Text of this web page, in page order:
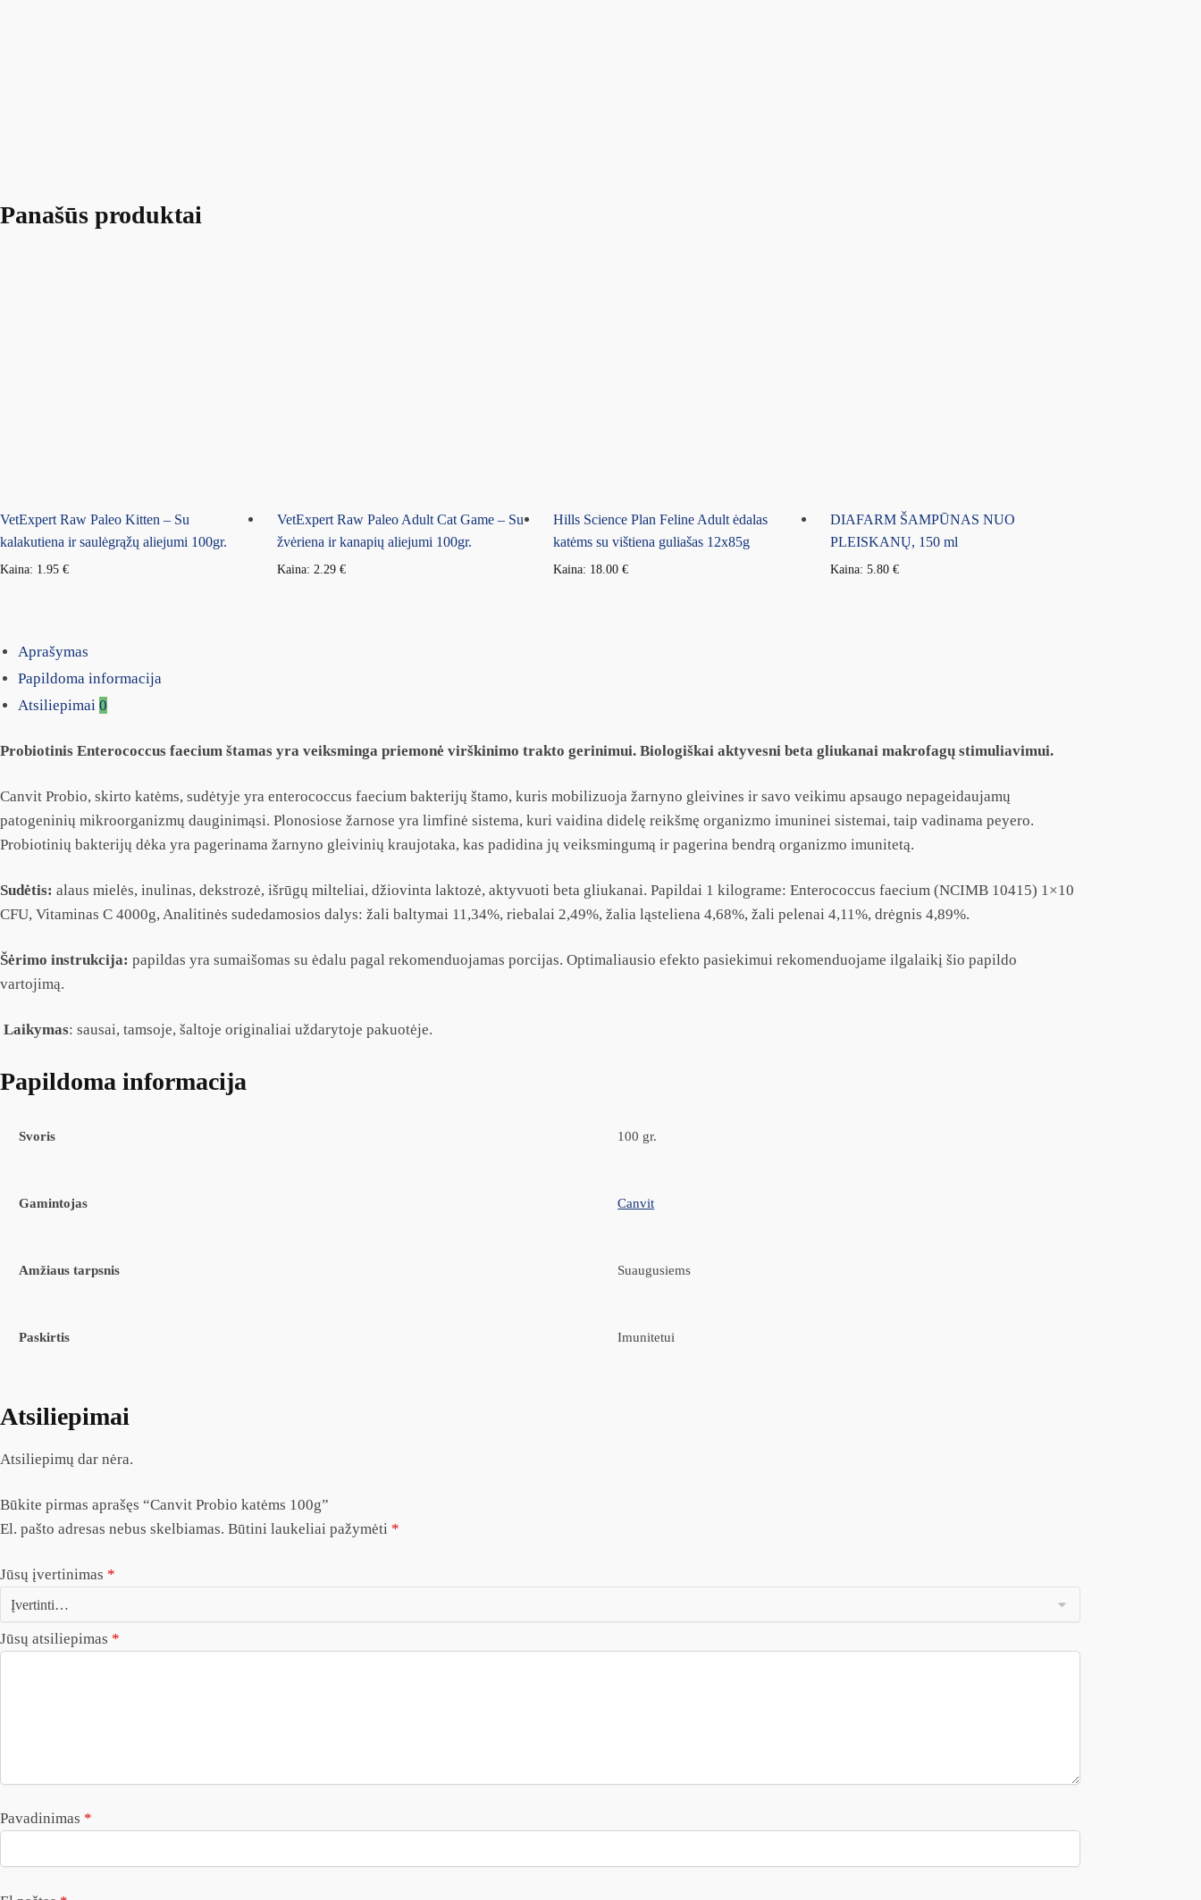
Panašūs produktai
VetExpert Raw Paleo Kitten – Su
kalakutiena ir saulėgrąžų aliejumi 100gr.
Kaina: 1.95 €
VetExpert Raw Paleo Adult Cat Game – Su
žvėriena ir kanapių aliejumi 100gr.
Kaina: 2.29 €
Hills Science Plan Feline Adult ėdalas
katėms su vištiena guliašas 12x85g
Kaina: 18.00€
DIAFARM ŠAMPŪNAS NUO
PLEISKANŲ, 150 ml
Kaina:5.80€
Aprašymas
Papildoma informacija
Atsiliepimai 0
Probiotinis Enterococcus faecium štamas yra veiksminga priemonė virškinimo trakto gerinimui. Biologiškai aktyvesni beta gliukanai makrofagų stimuliavimui.
Canvit Probio, skirto katėms, sudėtyje yra enterococcus faecium bakterijų štamo, kuris mobilizuoja žarnyno gleivines ir savo veikimu apsaugo nepageidaujamų
patogeninių mikroorganizmų dauginimąsi. Plonosiose žarnose yra limfinė sistema, kuri vaidina didelę reikšmę organizmo imuninei sistemai, taip vadinama peyero.
Probiotinių bakterijų dėka yra pagerinama žarnyno gleivinių kraujotaka, kas padidina jų veiksmingumą ir pagerina bendrą organizmo imunitetą.
Sudėtis: alaus mielės, inulinas, dekstrozė, išrūgų milteliai, džiovinta laktozė, aktyvuoti beta gliukanai. Papildai 1 kilograme: Enterococcus faecium (NCIMB 10415) 1×10
CFU, Vitaminas C 4000g, Analitinės sudedamosios dalys: žali baltymai 11,34%, riebalai 2,49%, žalia ląsteliena 4,68%, žali pelenai 4,11%, drėgnis 4,89%.
Šėrimo instrukcija: papildas yra sumaišomas su ėdalu pagal rekomenduojamas porcijas. Optimaliausio efekto pasiekimui rekomenduojame ilgalaikį šio papildo
vartojimą.
Laikymas: sausai, tamsoje, šaltoje originaliai uždarytoje pakuotėje.
Papildoma informacija
Svoris 100 gr.
Gamintojas Canvit
Amžiaus tarpsnis Suaugusiems
Paskirtis Imunitetui
Atsiliepimai
Atsiliepimų dar nėra.
Būkite pirmas aprašęs “Canvit Probio katėms 100g”
El. pašto adresas nebus skelbiamas. Būtini laukeliai pažymėti *
Jūsų įvertinimas *
Jūsų atsiliepimas *
Pavadinimas *